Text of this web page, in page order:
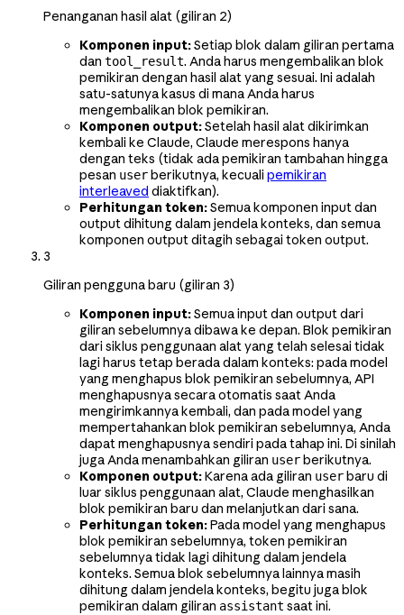
Penanganan hasil alat (giliran 2)
Komponen input:Setiap blok dalam giliran pertama
dan tool_result. Anda harus mengembalikan blok
pemikiran dengan hasil alat yang sesuai. Ini adalah
satu-satunya kasus di mana Anda harus
mengembalikan blok pemikiran.
Komponen output:Setelah hasil alat dikirimkan
kembali ke Claude, Claude merespons hanya
dengan teks (tidak ada pemikiran tambahan hingga
pesan userberikutnya, kecuali pemikiran
interleaved diaktifkan).
Perhitungan token:Semua komponen input dan
output dihitung dalam jendela konteks, dan semua
komponen output ditagih sebagai token output.
3
Giliran pengguna baru (giliran 3)
Komponen input:Semua input dan output dari
giliran sebelumnya dibawa ke depan. Blok pemikiran
dari siklus penggunaan alat yang telah selesai tidak
lagi harus tetap berada dalam konteks: pada model
yang menghapus blok pemikiran sebelumnya, API
menghapusnya secara otomatis saat Anda
mengirimkannya kembali, dan pada model yang
mempertahankan blok pemikiran sebelumnya, Anda
dapat menghapusnya sendiri pada tahap ini. Di sinilah
juga Anda menambahkan giliran userberikutnya.
Komponen output:Karena ada giliran userbaru di
luar siklus penggunaan alat, Claude menghasilkan
blok pemikiran baru dan melanjutkan dari sana.
Perhitungan token:Pada model yang menghapus
blok pemikiran sebelumnya, token pemikiran
sebelumnya tidak lagi dihitung dalam jendela
konteks. Semua blok sebelumnya lainnya masih
dihitung dalam jendela konteks, begitu juga blok
pemikiran dalam giliran assistant saat ini.